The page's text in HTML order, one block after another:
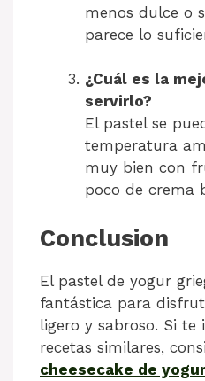
menos dulce o
parece lo
¿Cuál es la
servirlo?
El pastel se
temperatura
muy bien con
poco de crema
Conclusion
El pastel de yogur
fantástica para
ligero y sabroso. Si te
recetas similares,
cheesecake de